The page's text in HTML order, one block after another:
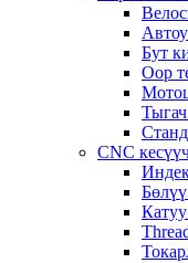
Бут
Оор
CNC